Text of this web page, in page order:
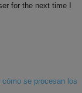
for the next time I
cómo se procesan los